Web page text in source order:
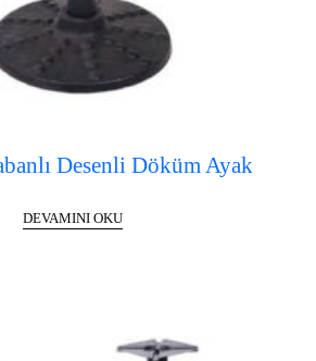
Desenli Döküm Ayak
DEVAMINI OKU